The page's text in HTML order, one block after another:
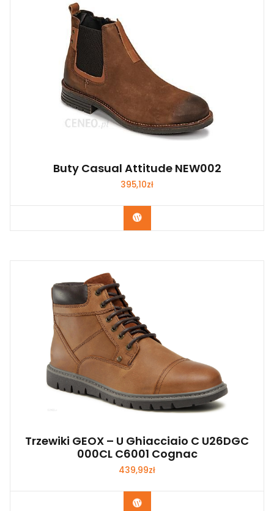
Buty Casual Attitude NEW002
395,10zł
Kup Teraz
Trzewiki GEOX – U Ghiacciaio C U26DGC
000CL C6001 Cognac
439,99zł
Kup Teraz